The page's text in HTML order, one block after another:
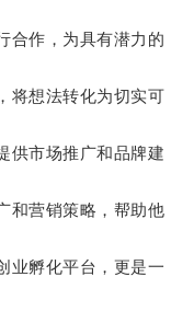
作，为具有潜力的
想法转化为切实可
市场推广和品牌建
营销策略，帮助他
孵化平台，更是一